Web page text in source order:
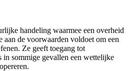
handeling waarmee een overheid
aan de voorwaarden voldoet om een
Ze geeft toegang tot
in sommige gevallen een wettelijke